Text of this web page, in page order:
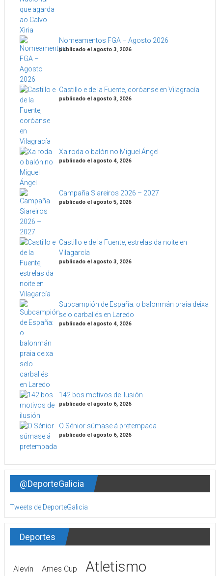
Nomeamentos FGA – Agosto 2026
publicado el agosto 3, 2026
Castillo e de la Fuente, coróanse en Vilagracía
publicado el agosto 3, 2026
Xa roda o balón no Miguel Ángel
publicado el agosto 4, 2026
Campaña Siareiros 2026 – 2027
publicado el agosto 5, 2026
Castillo e de la Fuente, estrelas da noite en
Vilagarcía
publicado el agosto 3, 2026
Subcampión de España: o balonmán praia deixa
selo carballés en Laredo
publicado el agosto 4, 2026
142 bos motivos de ilusión
publicado el agosto 6, 2026
O Sénior súmase á pretempada
publicado el agosto 6, 2026
@DeporteGalicia
Tweets de DeporteGalicia
Deportes
Alevín Ames Cup Atletismo